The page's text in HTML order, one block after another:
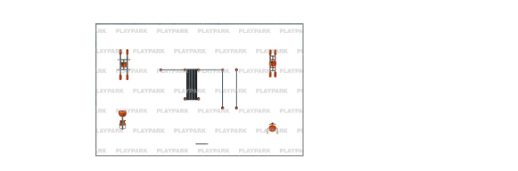
Instrumente Muzicale
Mobilier Urban
Pardoseli din Cauciuc